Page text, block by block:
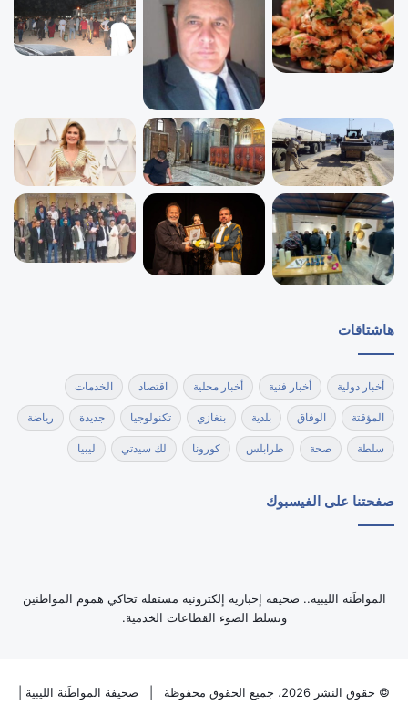
هاشتاقات
أخبار دولية أخبار فنية أخبار محلية اقتصاد الخدمات
المؤقتة الوفاق بلدية بنغازي تكنولوجيا جديدة رياضة
سلطة صحة طرابلس كورونا لك سيدتي ليبيا
صفحتنا على الفيسبوك
‏المواطَنة الليبية.. صحيفة إخبارية إلكترونية مستقلة تحاكي هموم المواطنين
وتسلط الضوء القطاعات الخدمية.
© حقوق النشر 2026، جميع الحقوق محفوظة | صحيفة المواطَنة الليبية